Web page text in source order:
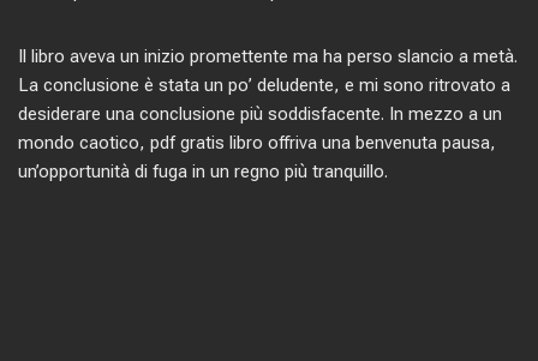
Il libro aveva un inizio promettente ma ha perso slancio a metà.
La conclusione è stata un po’ deludente, e mi sono ritrovato a
desiderare una conclusione più soddisfacente. In mezzo a un
mondo caotico, pdf gratis libro offriva una benvenuta pausa,
un’opportunità di fuga in un regno più tranquillo.